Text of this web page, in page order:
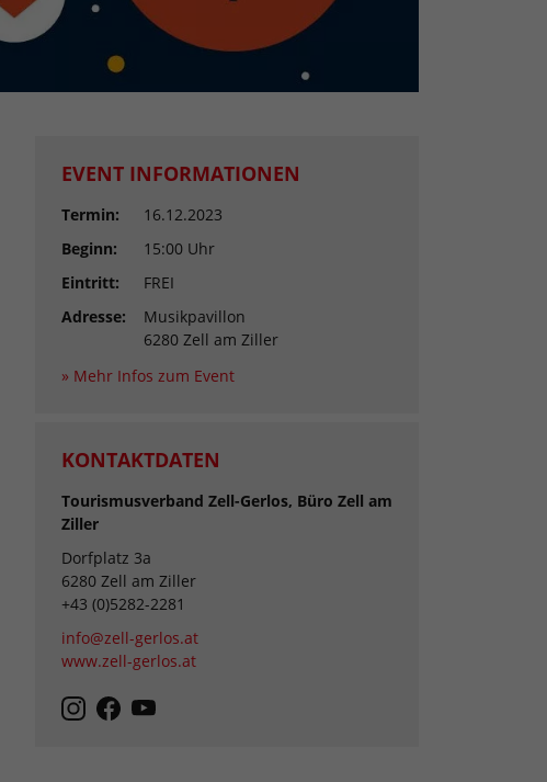
EVENT INFORMATIONEN
Termin:
16.12.2023
Beginn:
15:00 Uhr
Eintritt:
FREI
Adresse:
Musikpavillon
6280 Zell am Ziller
» Mehr Infos zum Event
KONTAKTDATEN
Tourismusverband Zell-Gerlos, Büro Zell am
Ziller
Dorfplatz 3a
6280 Zell am Ziller
+43 (0)5282-2281
info@zell-gerlos.at
www.zell-gerlos.at